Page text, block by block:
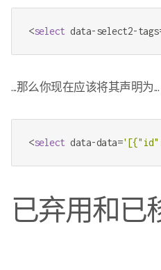
<select data-select2-
...那么你现在应该将其声明为...
<select data-data=
已弃用和已